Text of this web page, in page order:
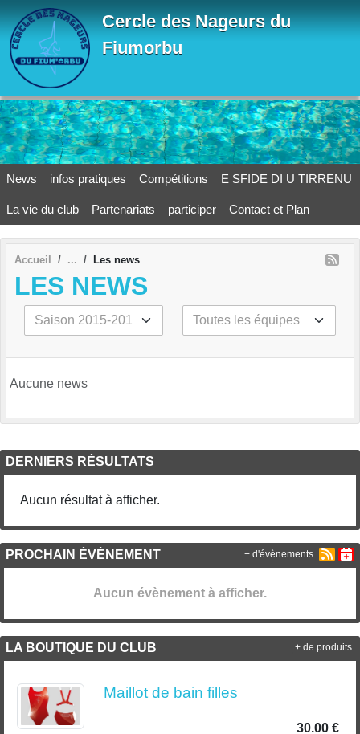
Cercle des Nageurs du
Fiumorbu
News infos pratiques Compétitions E SFIDE DI U TIRRENU
La vie du club Partenariats participer Contact et Plan
Accueil Les news
LES NEWS
Aucune news
DERNIERS RÉSULTATS
Aucun résultat à afficher.
PROCHAIN ÉVÈNEMENT
Aucun évènement à afficher.
+ d'évènements
LA BOUTIQUE DU CLUB
Maillot de bain filles
30.00 €
+ de produits
Panneau de gestion des cookies